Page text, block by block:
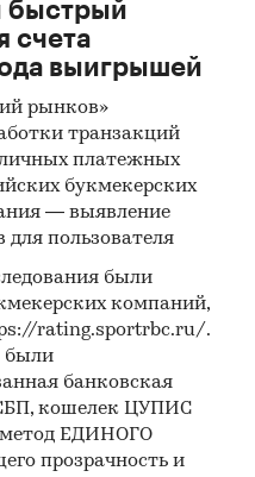
Group, в последние
было
в 2025 г.
ведущий
металлов -
CORP NANO
занимает
80,5%, основные
Китай, Турция,
представлен
из стран:
российских
(более 97%),
быстрый
счета
выигрышей
рынков»
транзакций
платежных
букмекерских
— выявление
пользователя
были
компаний,
rating.sportrbc.ru/.
были
банковская
кошелек ЦУПИС
ЕДИНОГО
прозрачность и